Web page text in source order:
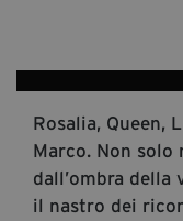
+39 346 954
Rosalia, Queen,
Marco. Non solo
dall’ombra della
il nastro dei